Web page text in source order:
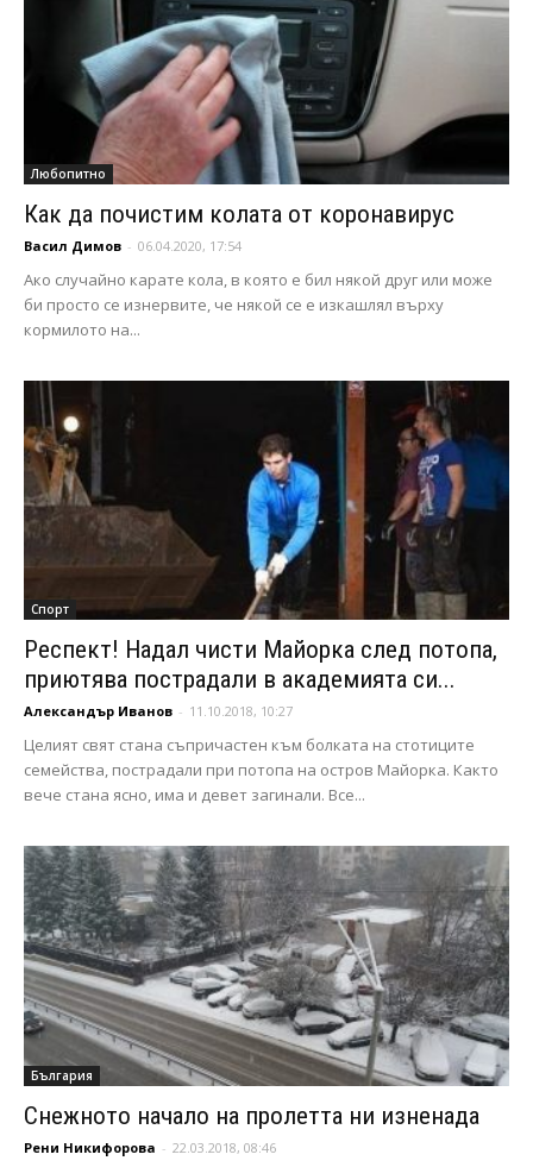
Любопитно
Как да почистим колата от коронавирус
Васил Димов - 06.04.2020, 17:54
Ако случайно карате кола, в която е бил някой друг или може
би просто се изнервите, че някой се е изкашлял върху
кормилото на...
Спорт
Респект! Надал чисти Майорка след потопа,
приютява пострадали в академията си...
Александър Иванов - 11.10.2018, 10:27
Целият свят стана съпричастен към болката на стотиците
семейства, пострадали при потопа на остров Майорка. Както
вече стана ясно, има и девет загинали. Все...
България
Снежното начало на пролетта ни изненада
Рени Никифорова - 22.03.2018, 08:46